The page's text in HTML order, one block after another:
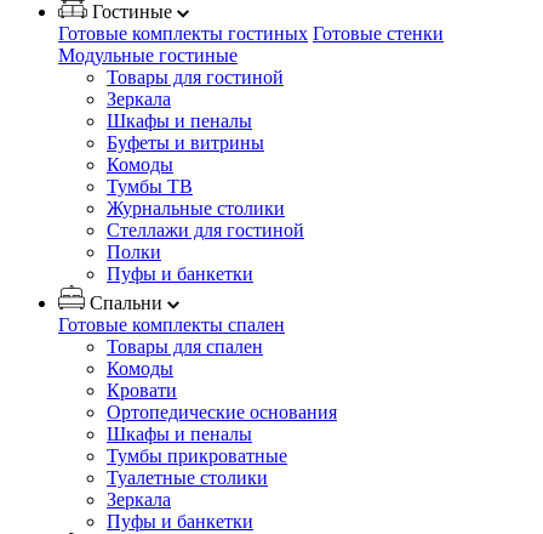
Гостиные
Готовые комплекты гостиных Готовые стенки
Модульные гостиные
Товары для гостиной
Зеркала
Шкафы и пеналы
Буфеты и витрины
Комоды
Тумбы ТВ
Журнальные столики
Стеллажи для гостиной
Полки
Пуфы и банкетки
Спальни
Готовые комплекты спален
Товары для спален
Комоды
Кровати
Ортопедические основания
Шкафы и пеналы
Тумбы прикроватные
Туалетные столики
Зеркала
Пуфы и банкетки